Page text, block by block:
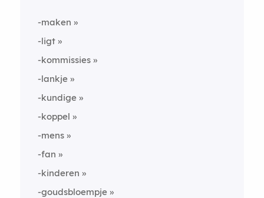
-maken
-ligt
-kommissies
-lankje
-kundige
-koppel
-mens
-fan
-kinderen
-goudsbloempje